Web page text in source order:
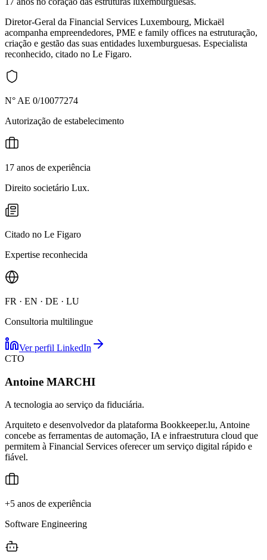
Diretor-Geral da Financial Services Luxembourg, Mickaël
acompanha empreendedores, PME e family offices na estruturação,
criação e gestão das suas entidades luxemburguesas. Especialista
reconhecido, citado no Le Figaro.
N° AE 0/10077274
Autorização de estabelecimento
17 anos de experiência
Direito societário Lux.
Citado no Le Figaro
Expertise reconhecida
FR · EN · DE · LU
Consultoria multilingue
Ver perfil LinkedIn
CTO
Antoine MARCHI
A tecnologia ao serviço da fiduciária.
Arquiteto e desenvolvedor da plataforma Bookkeeper.lu, Antoine
concebe as ferramentas de automação, IA e infraestrutura cloud que
permitem à Financial Services oferecer um serviço digital rápido e
fiável.
+5 anos de experiência
Software Engineering